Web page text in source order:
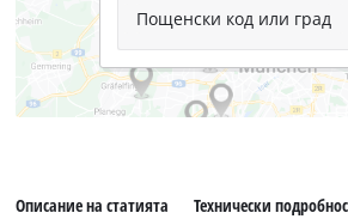
Пощенски код или град
Описание на статията Технически